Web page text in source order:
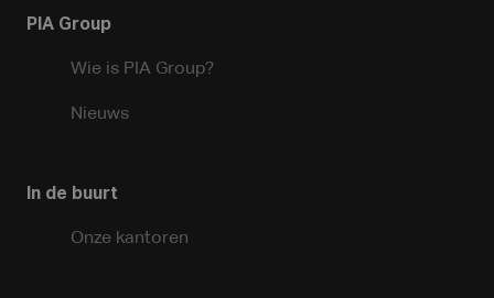
PIA Group
Wie is PIA Group?
Nieuws
In de buurt
Onze kantoren